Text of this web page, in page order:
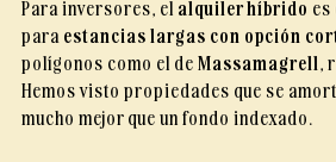
Para inversores, el alquiler híbrido
para estancias largas con opción
polígonos como el de Massamagrell,
Hemos visto propiedades que se
mucho mejor que un fondo indexado.